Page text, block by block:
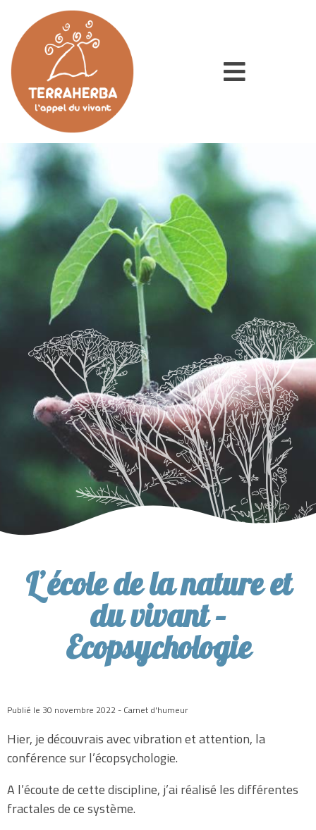
L’école de la nature et
du vivant –
Ecopsychologie
Publié le 30 novembre 2022 - Carnet d'humeur
Hier, je découvrais avec vibration et attention, la
conférence sur l’écopsychologie.
A l’écoute de cette discipline, j’ai réalisé les différentes
fractales de ce système.